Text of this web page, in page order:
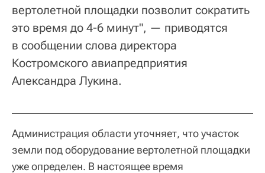
вертолетной площадки позволит сократить
это время до 4-6 минут", — приводятся
в сообщении слова директора
Костромского авиапредприятия
Александра Лукина.
Администрация области уточняет, что участок
земли под оборудование вертолетной площадки
уже определен. В настоящее время